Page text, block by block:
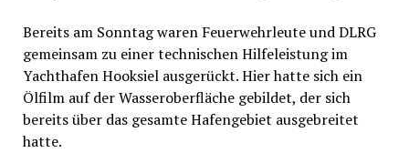
Bereits am Sonntag waren Feuerwehrleute und DLRG
gemeinsam zu einer technischen Hilfeleistung im
Yachthafen Hooksiel ausgerückt. Hier hatte sich ein
Ölfilm auf der Wasseroberfläche gebildet, der sich
bereits über das gesamte Hafengebiet ausgebreitet
hatte.